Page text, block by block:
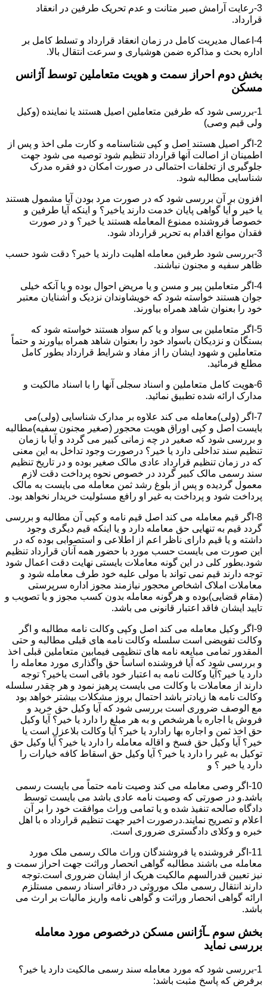
3-رعایت آرامش صبر متانت و عدم تحریک طرفین در انعقاد
قرارداد.
4-اعمال مدیریت کامل در زمان انعقاد قرارداد و تسلط کامل بر
اداره بحث و مذاکره ضمن هوشیاری و سرعت انتقال بالا.
بخش دوم احراز سمت و هویت متعاملین توسط آژانس
مسکن
1-بررسی شود که طرفین متعاملین اصیل هستند یا نماینده (وکیل
ولی قیم وصی)
2-اگر اصیل هستند اصل و کپی شناسنامه و کارت ملی اخذ و پس از
اطمینان از اصالت آنها قرارداد تنظیم شود توصیه می شود جهت
جلوگیری از تخلفات احتمالی در صورت امکان دو فقره مدرک
شناسایی مطالبه شود.
افزون بر آن بررسی شود که در صورت مرد بودن آیا مشمول هستند
یا خیر و آیا گواهی پایان خدمت دارند یاخیر؟ و اینکه آیا طرفین و
خصوصاً فروشنده ممنوع المعامله هستند یا خیر؟ و در صورت
فقدان موانع اقدام به تحریر قرارداد شود.
3-بررسی شود طرفین معامله اهلیت دارند یا خیر؟ دقت شود حسب
ظاهر سفیه و مجنون نباشند.
4-اگر متعاملین پیر و مسن و یا مریض احوال بوده و یا آنکه خیلی
جوان هستند خواسته شود که خویشاوندان نزدیک و آشنایان معتبر
خود را بعنوان شاهد همراه بیاورند.
5-اگر متعاملین بی سواد و یا کم سواد هستند خواسته شود که
بستگان و نزدیکان باسواد خود را بعنوان شاهد همراه بیاورند و حتماً
متعاملین و شهود ایشان را از مفاد و شرایط قرارداد بطور کامل
مطلع فرمائید.
6-هویت کامل متعاملین و اسناد سجلی آنها را با اسناد مالکیت و
مدارک ارائه شده تطبیق نمائید.
7-اگر (ولی)معامله می کند علاوه بر مدارک شناسایی (ولی)می
بایست اصل و کپی اوراق هویت محجور (صغیر مجنون سفیه)مطالبه
و بررسی شود که صغیر در چه زمانی کبیر می گردد و آیا با زمان
تنظیم سند تداخلی دارد یا خیر؟ درصورت وجود تداخل به این معنی
که در زمان تنظیم قرارداد عادی مالک صغیر بوده و در تاریخ تنظیم
سند رسمی مالک کبیر گردد در خصوص نحوه پرداخت دقت لازم
معمول گردیده و پس از بلوغ رشد ثمن معامله می بایست به مالک
پرداخت شود و پرداخت به غیر او رافع مسئولیت خریدار نخواهد بود.
8-اگر قیم معامله می کند اصل قیم نامه و کپی آن مطالبه و بررسی
گردد قیم به تنهایی حق معامله دارد و یا اینکه قیم دیگری وجود
داشته و یا قیم دارای ناظر اعم از اطلاعی و استصوابی بوده که در
این صورت می بایست حسب مورد با حضور همه آنان قرارداد تنظیم
شود.بطور کلی در این گونه معاملات بایستی نهایت دقت اعمال شود
توجه دارند قیم نمی تواند با مولی علیه خود طرف معامله شود و
معاملات املاک اشخاص محجور نیازمند مجوز اداره سرپرستی
(مقام قضایی)بوده و هرگونه معامله بدون کسب مجوز و یا تصویب و
تایید ایشان فاقد اعتبار قانونی می باشد.
9-اگر وکیل معامله می کند اصل وکپی وکالت نامه مطالبه و اگر
وکالت تفویضی است سلسله وکالت نامه های قبلی مطالبه و حتی
المقدور تمامی مبایعه نامه های تنظیمی فیمابین متعاملین قبلی اخذ
و بررسی شود که آیا فروشنده اساساً حق واگذاری مورد معامله را
دارد یا خیر؟آیا وکالت نامه به اعتبار خود باقی است یاخیر؟ توجه
دارند از معاملات با وکالت می بایست پرهیز نمود و هر چقدر سلسله
وکالت نامه ها زیادتر باشد احتمال بروز مشکلات بیشتر خواهد بود
مع الوصف ضروری است بررسی شود که آیا وکیل حق خرید و
فروش یا اجاره با هرشخص و به هر مبلغ را دارد یا خیر؟ آیا وکیل
حق اخذ ثمن و اجاره بها رادارد یا خیر؟ آیا وکالت بلاعزل است یا
خیر؟ آیا وکیل حق فسخ و اقاله معامله را دارد یا خیر؟ آیا وکیل حق
توکیل به غیر را دارد یا خیر؟ آیا وکیل حق اسقاط کافه خیارات را
دارد یا خیر ؟ و
10-اگر وصی معامله می کند وصیت نامه حتماً می بایست رسمی
باشد.و در صورتی که وصیت نامه عادی باشد می بایست توسط
دادگاه صالحه تنفیذ شده و یا تمامی وراث موافقت خود را بر آن
اعلام و تصریح نمایند.درصورت اخیر جهت تنظیم قرارداد ه با اهل
خبره و وکلای دادگستری ضروری است.
11-اگر فروشنده یا فروشندگان وراث مالک رسمی ملک مورد
معامله می باشند مطالبه گواهی انحصار وراثت جهت احراز سمت و
نیز تعیین قدرالسهم مالکیت هریک از ایشان ضروری است.توجه
دارند انتقال رسمی ملک موروثی در دفاتر اسناد رسمی مستلزم
ارائه گواهی انحصار وراثت و گواهی نامه واریز مالیات بر ارث می
باشد.
بخش سوم ـآژانس مسکن درخصوص مورد معامله
بررسی نماید
1-بررسی شود که مورد معامله سند رسمی مالکیت دارد یا خیر؟
برفرض که پاسخ مثبت باشد: